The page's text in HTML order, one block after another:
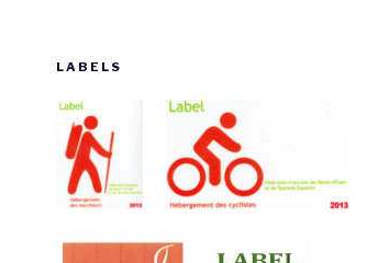
LABELS